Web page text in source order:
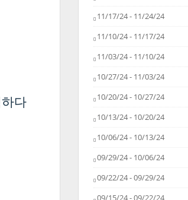
다
11/17/24 - 11/24/24
11/10/24 - 11/17/24
11/03/24 - 11/10/24
10/27/24 - 11/03/24
10/20/24 - 10/27/24
10/13/24 - 10/20/24
10/06/24 - 10/13/24
09/29/24 - 10/06/24
09/22/24 - 09/29/24
09/15/24 - 09/22/24